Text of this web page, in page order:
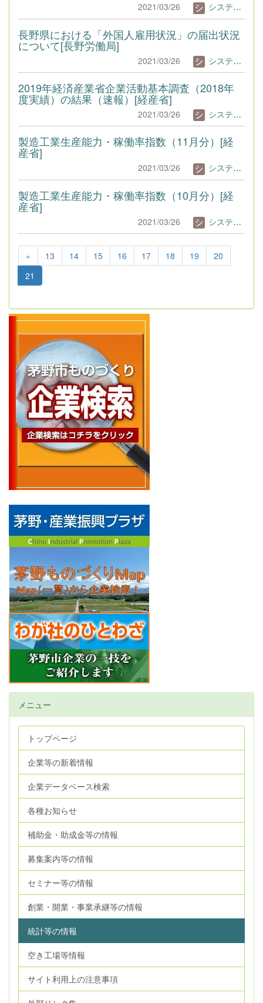
2021/03/26 システム管理者
長野県における「外国人雇用状況」の届出状況
について[長野労働局]
2021/03/26 システム管理者
2019年経済産業省企業活動基本調査（2018年
度実績）の結果（速報）[経産省]
2021/03/26 システム管理者
製造工業生産能力・稼働率指数（11月分）[経
産省]
2021/03/26 システム管理者
製造工業生産能力・稼働率指数（10月分）[経
産省]
2021/03/26 システム管理者
« 13 14 15 16 17 18 19
20
21
メニュー
トップページ
企業等の新着情報
企業データベース検索
各種お知らせ
補助金・助成金等の情報
募集案内等の情報
セミナー等の情報
創業・開業・事業承継等の情報
統計等の情報
空き工場等情報
サイト利用上の注意事項